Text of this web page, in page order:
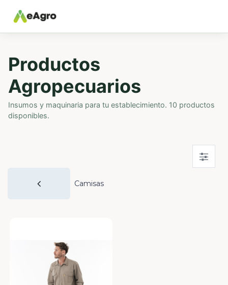
Productos
Agropecuarios
Insumos y maquinaria para tu establecimiento. 10 productos
disponibles.
Camisas